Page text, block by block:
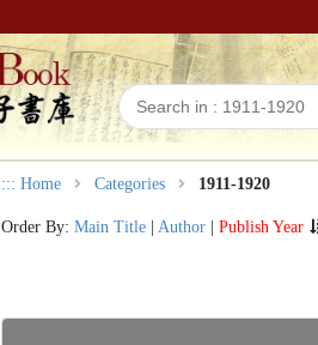
::: Home Categories 1911-1920
Order By:Main Title Author |Publish Year